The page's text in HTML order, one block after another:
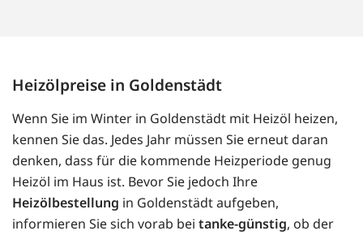
Heizölpreise in Goldenstädt
Wenn Sie im Winter in Goldenstädt mit Heizöl heizen,
kennen Sie das. Jedes Jahr müssen Sie erneut daran
denken, dass für die kommende Heizperiode genug
Heizöl im Haus ist. Bevor Sie jedoch Ihre
Heizölbestellung in Goldenstädt aufgeben,
informieren Sie sich vorab bei tanke-günstig, ob der